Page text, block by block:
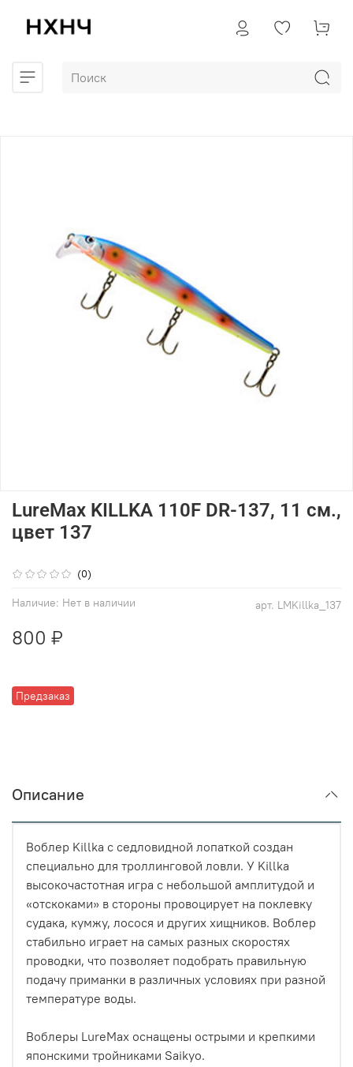
(0)
арт. LMKillka_137
Наличие: Нет в наличии
Предзаказ
LureMax KILLKA 110F DR-137, 11 см.,
цвет 137
800 ₽
Описание
Воблер Killka с седловидной лопаткой создан
специально для троллинговой ловли. У Killka
высокочастотная игра с небольшой амплитудой и
«отскоками» в стороны провоцирует на поклевку
судака, кумжу, лосося и других хищников. Воблер
стабильно играет на самых разных скоростях
проводки, что позволяет подобрать правильную
подачу приманки в различных условиях при разной
температуре воды.
Воблеры LureMax оснащены острыми и крепкими
японскими тройниками Saikyo.